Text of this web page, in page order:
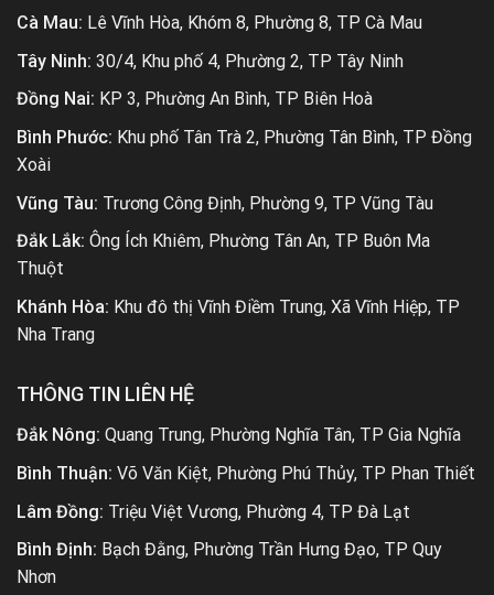
Cà Mau: Lê Vĩnh Hòa, Khóm 8, Phường 8, TP Cà Mau
Tây Ninh: 30/4, Khu phố 4, Phường 2, TP Tây Ninh
Đồng Nai: KP 3, Phường An Bình, TP Biên Hoà
Bình Phước: Khu phố Tân Trà 2, Phường Tân Bình, TP Đồng
Xoài
Vũng Tàu: Trương Công Định, Phường 9, TP Vũng Tàu
Đắk Lắk: Ông Ích Khiêm, Phường Tân An, TP Buôn Ma
Thuột
Khánh Hòa: Khu đô thị Vĩnh Điềm Trung, Xã Vĩnh Hiệp, TP
Nha Trang
THÔNG TIN LIÊN HỆ
Đắk Nông: Quang Trung, Phường Nghĩa Tân, TP Gia Nghĩa
Bình Thuận: Võ Văn Kiệt, Phường Phú Thủy, TP Phan Thiết
Lâm Đồng: Triệu Việt Vương, Phường 4, TP Đà Lạt
Bình Định: Bạch Đằng, Phường Trần Hưng Đạo, TP Quy
Nhơn